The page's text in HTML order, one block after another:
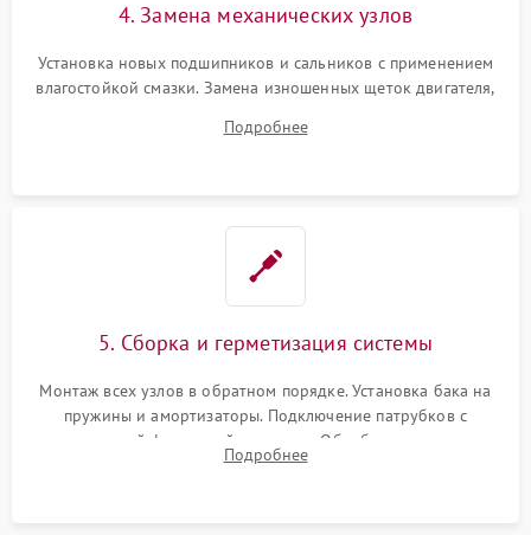
4. Замена механических узлов
Установка новых подшипников и сальников с применением
влагостойкой смазки. Замена изношенных щеток двигателя,
или поврежденной резиновой манжеты.
Подробнее
5. Сборка и герметизация системы
Монтаж всех узлов в обратном порядке. Установка бака на
пружины и амортизаторы. Подключение патрубков с
надежной фиксацией хомутами. Обработка стыков
герметиком для предотвращения возможных протечек воды.
Подробнее